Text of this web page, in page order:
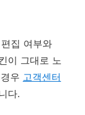
집 여부와
이 그대로 노
우 고객센터
다.